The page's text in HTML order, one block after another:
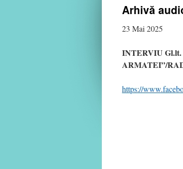
Arhivă
23 Mai 2025
INTERVIU
ARMATEI”/
https://